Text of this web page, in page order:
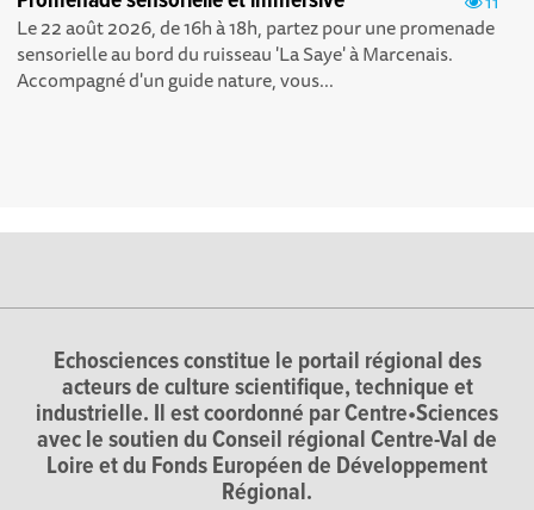
Le 22 août 2026, de 16h à 18h, partez pour une promenade
sensorielle au bord du ruisseau 'La Saye' à Marcenais.
Accompagné d'un guide nature, vous...
Echosciences constitue le portail régional des
acteurs de culture scientifique, technique et
industrielle. Il est coordonné par Centre•Sciences
avec le soutien du Conseil régional Centre-Val de
Loire et du Fonds Européen de Développement
Régional.